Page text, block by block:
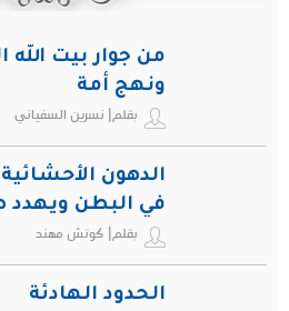
من جوار بيت الله
ونهج أمة
بقلم| نسرين السفياني
الدهون
في البطن ويهدد
بقلم| كوتش مهند
الحدود الهادئة